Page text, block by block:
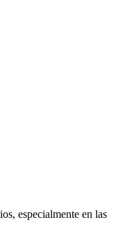
especialmente en las